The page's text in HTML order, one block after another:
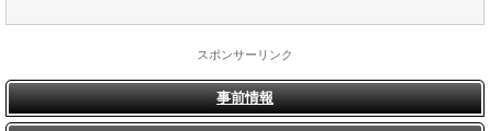
スポンサーリンク
事前情報